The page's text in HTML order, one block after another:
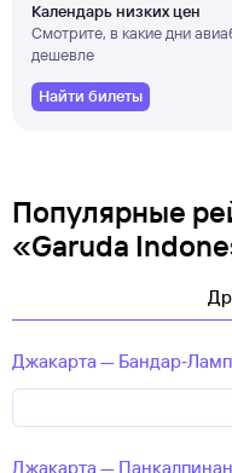
Календарь низких цен
Смотрите, в какие дни
дешевле
Найти билеты
Популярные
«Garuda
Джакарта —
Джакарта —